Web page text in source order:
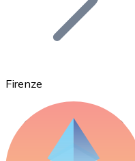
Ethereum
Firenze